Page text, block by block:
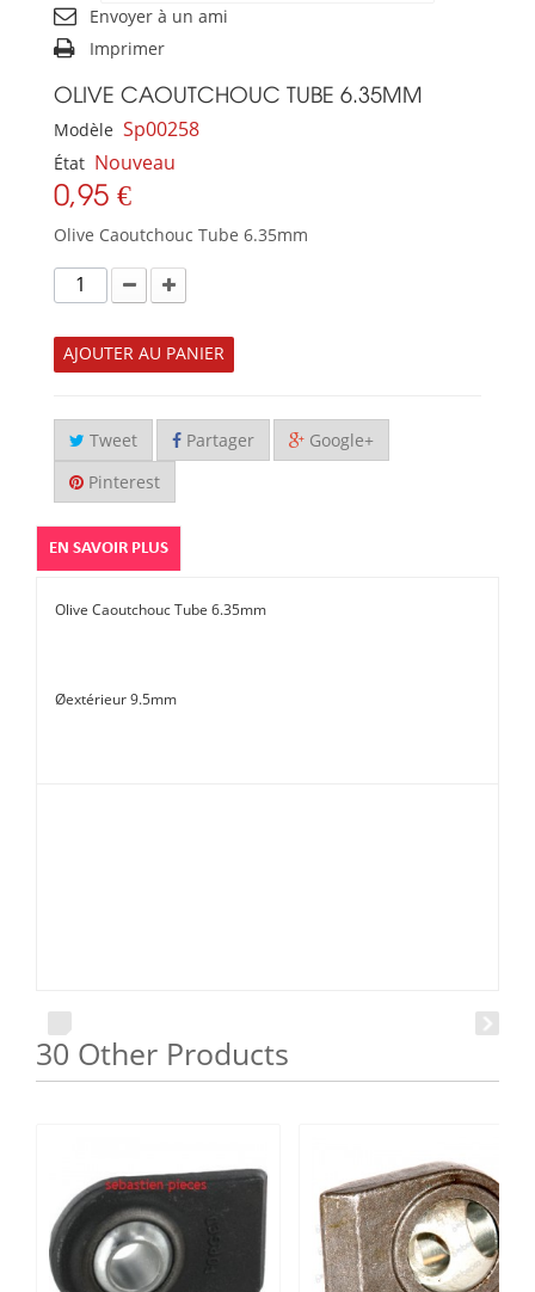
Envoyer à un ami
Imprimer
OLIVE CAOUTCHOUC TUBE 6.35MM
Modèle Sp00258
État Nouveau
0,95 €
Olive Caoutchouc Tube 6.35mm
AJOUTER AU PANIER
Tweet Partager Google+
Pinterest
EN SAVOIR PLUS
Olive Caoutchouc Tube 6.35mm
Øextérieur 9.5mm
30 Other Products